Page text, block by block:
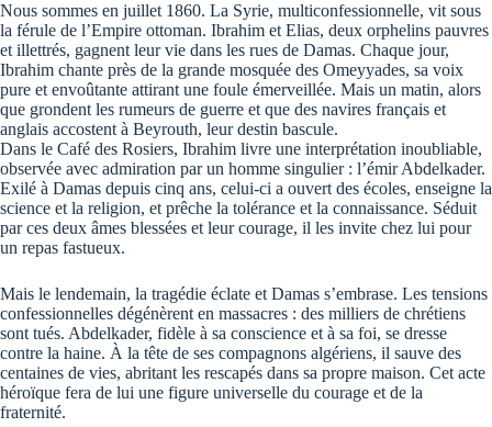
Nous sommes en juillet 1860. La Syrie, multiconfessionnelle, vit sous
la férule de l’Empire ottoman. Ibrahim et Elias, deux orphelins pauvres
et illettrés, gagnent leur vie dans les rues de Damas. Chaque jour,
Ibrahim chante près de la grande mosquée des Omeyyades, sa voix
pure et envoûtante attirant une foule émerveillée. Mais un matin, alors
que grondent les rumeurs de guerre et que des navires français et
anglais accostent à Beyrouth, leur destin bascule.
Dans le Café des Rosiers, Ibrahim livre une interprétation inoubliable,
observée avec admiration par un homme singulier : l’émir Abdelkader.
Exilé à Damas depuis cinq ans, celui-ci a ouvert des écoles, enseigne la
science et la religion, et prêche la tolérance et la connaissance. Séduit
par ces deux âmes blessées et leur courage, il les invite chez lui pour
un repas fastueux.
Mais le lendemain, la tragédie éclate et Damas s’embrase. Les tensions
confessionnelles dégénèrent en massacres : des milliers de chrétiens
sont tués. Abdelkader, fidèle à sa conscience et à sa foi, se dresse
contre la haine. À la tête de ses compagnons algériens, il sauve des
centaines de vies, abritant les rescapés dans sa propre maison. Cet acte
héroïque fera de lui une figure universelle du courage et de la
fraternité.